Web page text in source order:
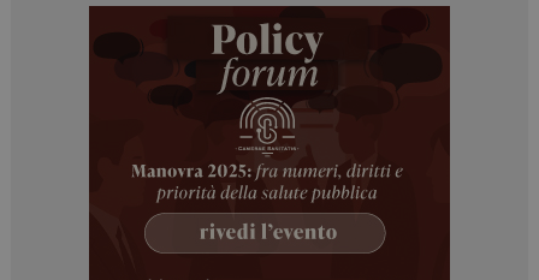
ARRAffinitySameSite
Microsoft Corporation
.www.dailyhealthindustry.it